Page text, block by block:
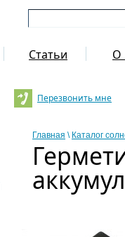
Статьи О
Перезвонить мне
Главная \ Каталог